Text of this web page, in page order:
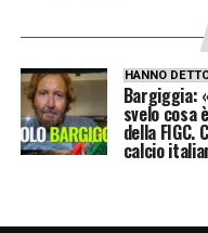
pista Gündoğan
mancata, ma
proseguono il
mirati per
HANNO
Bargiggia:
svelo cosa
della FIGC.
calcio